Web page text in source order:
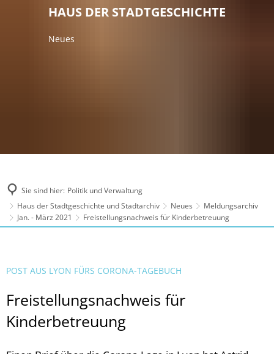
HAUS DER STADTGESCHICHTE
Neues
Sie sind hier: Politik und Verwaltung
Haus der Stadtgeschichte und Stadtarchiv
Neues
Meldungsarchiv
Jan. - März 2021
Freistellungsnachweis für Kinderbetreuung
POST AUS LYON FÜRS CORONA-TAGEBUCH
Freistellungsnachweis für
Kinderbetreuung